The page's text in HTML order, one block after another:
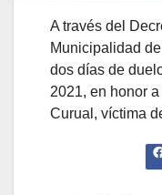
A través del
Municipalidad
dos días de
2021, en honor
Curual, víctima